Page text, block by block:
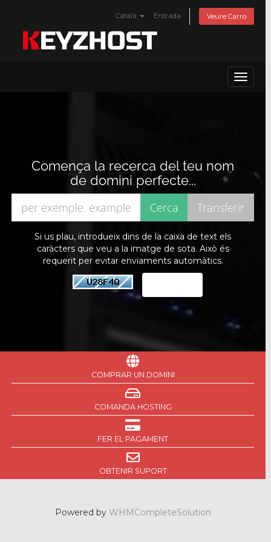
Català Entrada Veure Carro
Toggle
Comença la recerca del teu nom
de domini perfecte...
Si us plau, introdueix dins de la caixa de text els
caràcters que veu a la imatge de sota. Això és
requerit per evitar enviaments automàtics.
COMPRAR UN DOMINI
COMANDA HOSTING
FER EL PAGAMENT
OBTENIR SUPORT
Powered by WHMCompleteSolution